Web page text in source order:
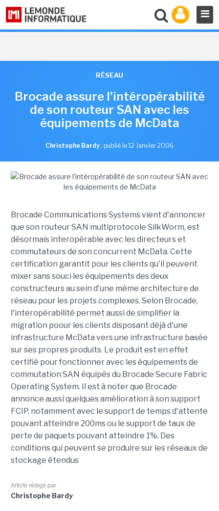
RÉSEAU
Brocade assure l'intéropérabilité
de son routeur SAN avec les
équipements de McData
Christophe Bardy , publié le 12 Janvier 2006
Brocade Communications Systems vient d'annoncer
que son routeur SAN multiprotocole SilkWorm, est
désormais interopérable avec les directeurs et
commutateurs de son concurrent McData. Cette
certification garantit pour les clients qu'il peuvent
mixer sans souci les équipements des deux
constructeurs au sein d'une même architecture de
réseau pour les projets complexes. Selon Brocade,
l'interopérabilité permet aussi de simplifier la
migration poour les clients disposant déjà d'une
infrastructure McData vers une infrastructure basée
sur ses propres produits. Le produit est en effet
certifié pour fonctionner avec les équipements de
commutation SAN équipés du Brocade Secure Fabric
Operating System. Il est à noter que Brocade
annonce aussi quelques amélioration à son support
FCIP, notamment avec le support de temps d'attente
pouvant atteindre 200ms ou le support de taux de
perte de paquets pouvant atteindre 1%. Des
conditions qui peuvent se produire sur les réseaux de
stockage étendus
Article rédigé par
Christophe Bardy